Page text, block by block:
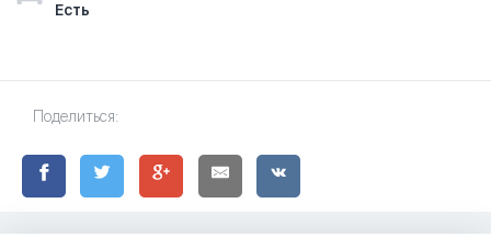
Есть
Поделиться: